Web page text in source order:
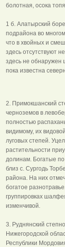
болотная, осока
1 б. Алатырский
подрайона во
что в хвойных и
здесь отсутствуют
здесь не обнаружен
пока известна
2. Примокшанский
черноземов в
полностью
видимому, их
луговых степей.
растительности
долинам. Богатые
близ с. Сургодь
района. На них
богатое
группировках
изменчивой.
3. Руднянский
Нижегородской
Республики